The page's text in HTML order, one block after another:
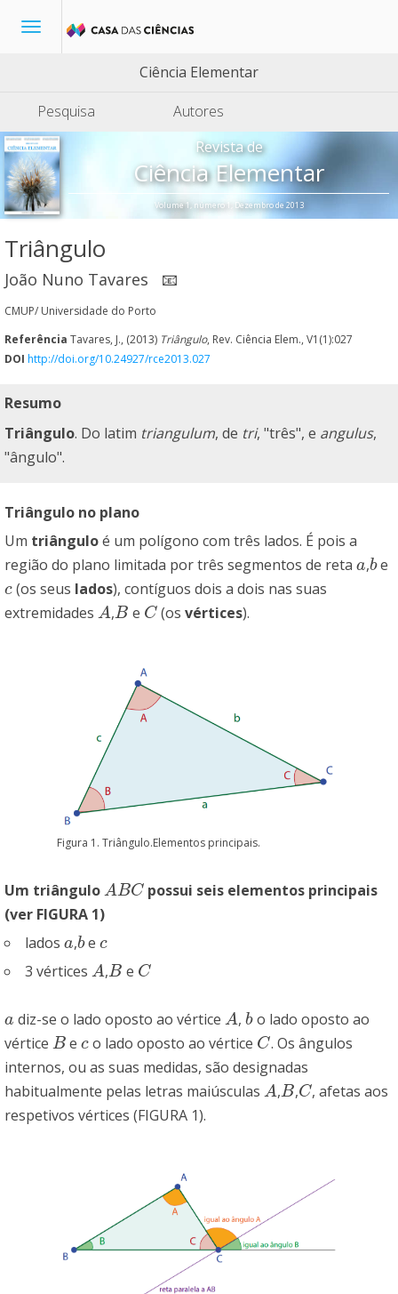
Toggle
Ciência Elementar
Pesquisa
Autores
Revista de
Ciência Elementar
Volume 1, número 1, Dezembro de 2013
Triângulo
João Nuno Tavares 📧
CMUP/ Universidade do Porto
Referência Tavares, J., (2013) Triângulo, Rev. Ciência Elem., V1(1):027
DOI http://doi.org/10.24927/rce2013.027
Resumo
Triângulo. Do latim triangulum, de tri, "três", e angulus,
"ângulo".
Triângulo no plano
Um triânguloé um polígono com três lados. É pois a
região do plano limitada por três segmentos de reta a
a,b
be
c
c(os seus lados), contíguos dois a dois nas suas
extremidades A
A ,B
B e C
C (osvértices).
Figura 1. Triângulo.Elementos principais.
Um triângulo ABC
ABC
possui seis elementos principais
(ver FIGURA 1)
lados a
a,b
bec
c
3 vértices A
A ,B
B e C
C
a
a diz-se o lado oposto ao vértice A
A , b
bo lado oposto ao
vértice B
B ec
c o lado oposto ao vértice C
C . Os ângulos
internos, ou as suas medidas, são designadas
habitualmente pelas letras maiúsculas A
A ,B
B ,C
C , afetas aos
respetivos vértices (FIGURA 1).